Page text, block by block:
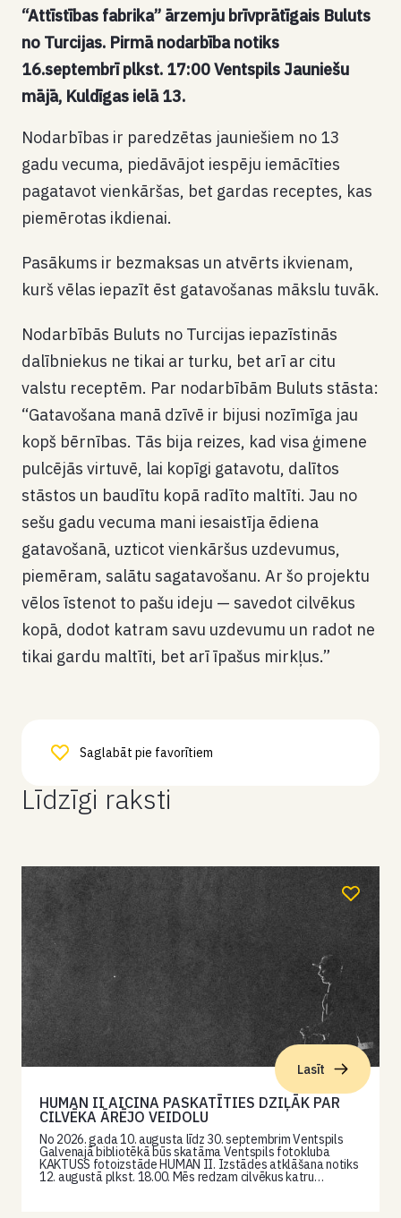
“Attīstības fabrika” ārzemju brīvprātīgais Buluts
no Turcijas. Pirmā nodarbība notiks
16.septembrī plkst. 17:00 Ventspils Jauniešu
mājā, Kuldīgas ielā 13.
Nodarbības ir paredzētas jauniešiem no 13
gadu vecuma, piedāvājot iespēju iemācīties
pagatavot vienkāršas, bet gardas receptes, kas
piemērotas ikdienai.
Pasākums ir bezmaksas un atvērts ikvienam,
kurš vēlas iepazīt ēst gatavošanas mākslu tuvāk.
Nodarbībās Buluts no Turcijas iepazīstinās
dalībniekus ne tikai ar turku, bet arī ar citu
valstu receptēm. Par nodarbībām Buluts stāsta:
“Gatavošana manā dzīvē ir bijusi nozīmīga jau
kopš bērnības. Tās bija reizes, kad visa ģimene
pulcējās virtuvē, lai kopīgi gatavotu, dalītos
stāstos un baudītu kopā radīto maltīti. Jau no
sešu gadu vecuma mani iesaistīja ēdiena
gatavošanā, uzticot vienkāršus uzdevumus,
piemēram, salātu sagatavošanu. Ar šo projektu
vēlos īstenot to pašu ideju — savedot cilvēkus
kopā, dodot katram savu uzdevumu un radot ne
tikai gardu maltīti, bet arī īpašus mirkļus.”
Saglabāt pie favorītiem
Līdzīgi raksti
Lasīt
HUMAN II AICINA PASKATĪTIES DZIĻĀK PAR
CILVĒKA ĀRĒJO VEIDOLU
No 2026. gada 10. augusta līdz 30. septembrim Ventspils
Galvenajā bibliotēkā būs skatāma Ventspils fotokluba
KAKTUSS fotoizstāde HUMAN II. Izstādes atklāšana notiks
12. augustā plkst. 18.00. Mēs redzam cilvēkus katru…